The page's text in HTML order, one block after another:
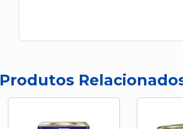
Produtos